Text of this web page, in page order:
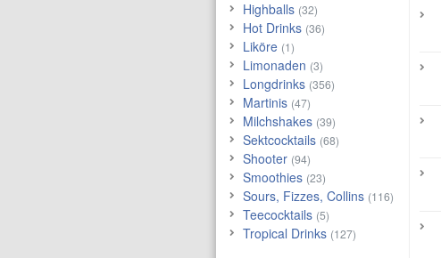
Highballs (32)
Hot Drinks (36)
Liköre (1)
Limonaden (3)
Longdrinks (356)
Martinis (47)
Milchshakes (39)
Sektcocktails (68)
Shooter (94)
Smoothies (23)
Sours, Fizzes, Collins (116)
Teecocktails (5)
Tropical Drinks (127)